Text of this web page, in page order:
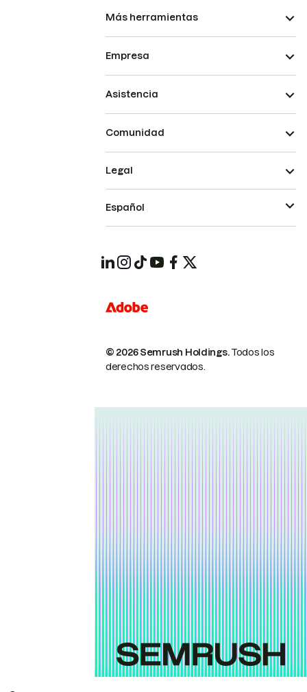
Más herramientas
Empresa
Asistencia
Comunidad
© 2026 Semrush Holdings.Todos los
derechos reservados.
Legal
Español